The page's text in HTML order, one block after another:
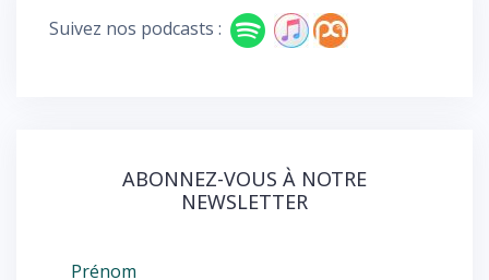
o
Suivez nos podcasts :
ABONNEZ-VOUS À NOTRE
NEWSLETTER
Prénom